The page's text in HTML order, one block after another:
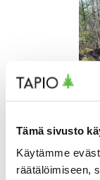
Tämä sivusto
Käytämme
räätälöimiseen,